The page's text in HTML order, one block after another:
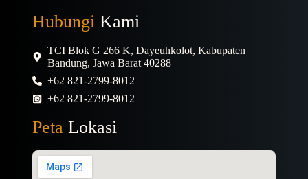
Hubungi Kami
TCI Blok G 266 K, Dayeuhkolot, Kabupaten
Bandung, Jawa Barat 40288
+62 821-2799-8012
+62 821-2799-8012
Peta Lokasi